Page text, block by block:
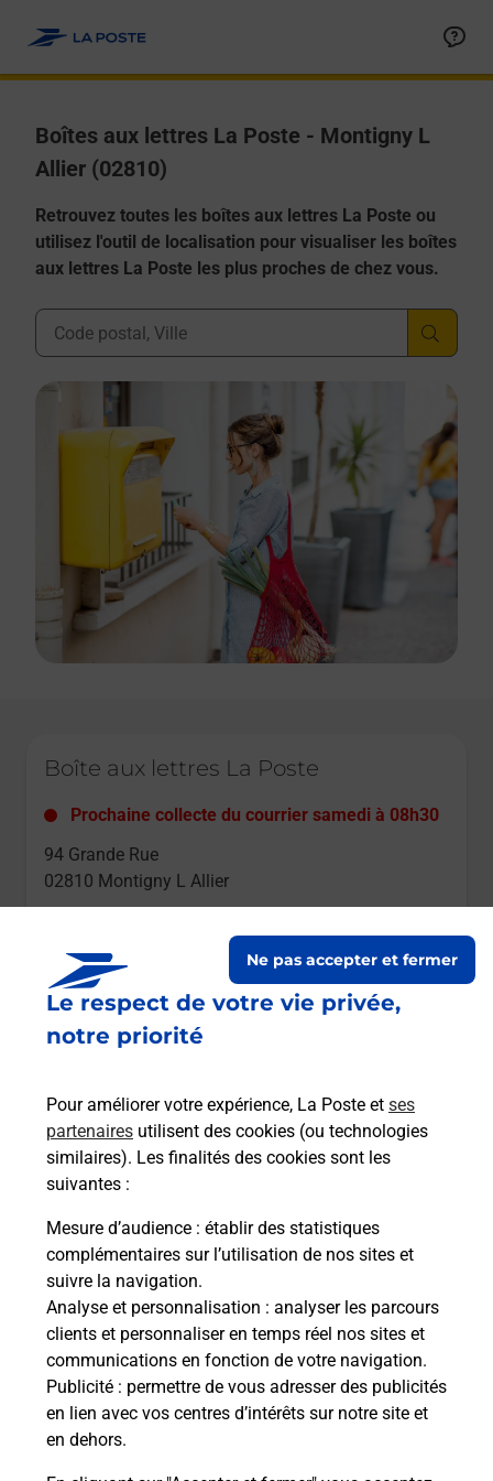
Le respect de votre vie privée,
notre priorité
Pour améliorer votre expérience, La Poste et ses
partenaires utilisent des cookies (ou technologies
similaires). Les finalités des cookies sont les
suivantes :
Mesure d’audience : établir des statistiques
complémentaires sur l’utilisation de nos sites et
suivre la navigation.
Analyse et personnalisation : analyser les parcours
clients et personnaliser en temps réel nos sites et
communications en fonction de votre navigation.
Publicité : permettre de vous adresser des publicités
en lien avec vos centres d’intérêts sur notre site et
en dehors.
Ne pas accepter et fermer
Boîtes aux lettres La Poste - Montigny L
Allier (02810)
Retrouvez toutes les boîtes aux lettres La Poste ou
utilisez l'outil de localisation pour visualiser les boîtes
aux lettres La Poste les plus proches de chez vous.
Ville, Département, Code Postal
Boîte aux lettres La Poste
Prochaine collecte du courrier samedi à 08h30
94 Grande Rue
02810 Montigny L Allier
Boîte aux lettres La Poste
18 Grande Rue
02810 Montigny L Allier
Le lien s'ouvre dans un nouvel onglet
Boîte aux lettres La Poste
Prochaine collecte du courriersamedi à 08h30
54 Rue De La Commanderie
02810 Montigny L Allier
Le lien s'ouvre dans un nouvel onglet